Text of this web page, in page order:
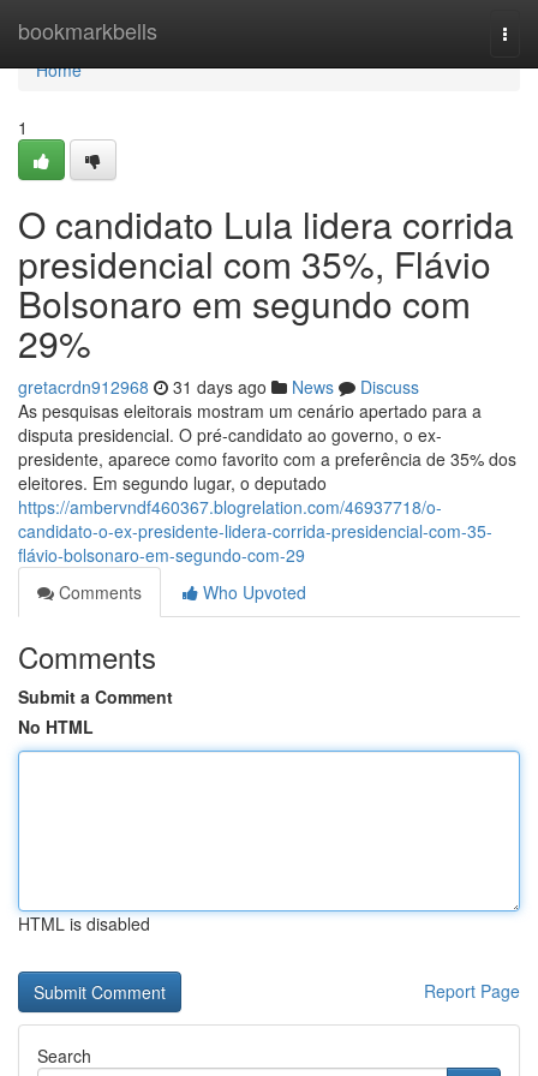
bookmarkbells
Home
Home
1
O candidato Lula lidera corrida
presidencial com 35%, Flávio
Bolsonaro em segundo com
29%
gretacrdn912968 31 days ago News
Discuss
As pesquisas eleitorais mostram um cenário apertado para a
disputa presidencial. O pré-candidato ao governo, o ex-
presidente, aparece como favorito com a preferência de 35% dos
eleitores. Em segundo lugar, o deputado
https://ambervndf460367.blogrelation.com/46937718/o-
candidato-o-ex-presidente-lidera-corrida-presidencial-com-35-
flávio-bolsonaro-em-segundo-com-29
Comments
Who Upvoted
Comments
Submit a Comment
No HTML
HTML is disabled
Report Page
Search